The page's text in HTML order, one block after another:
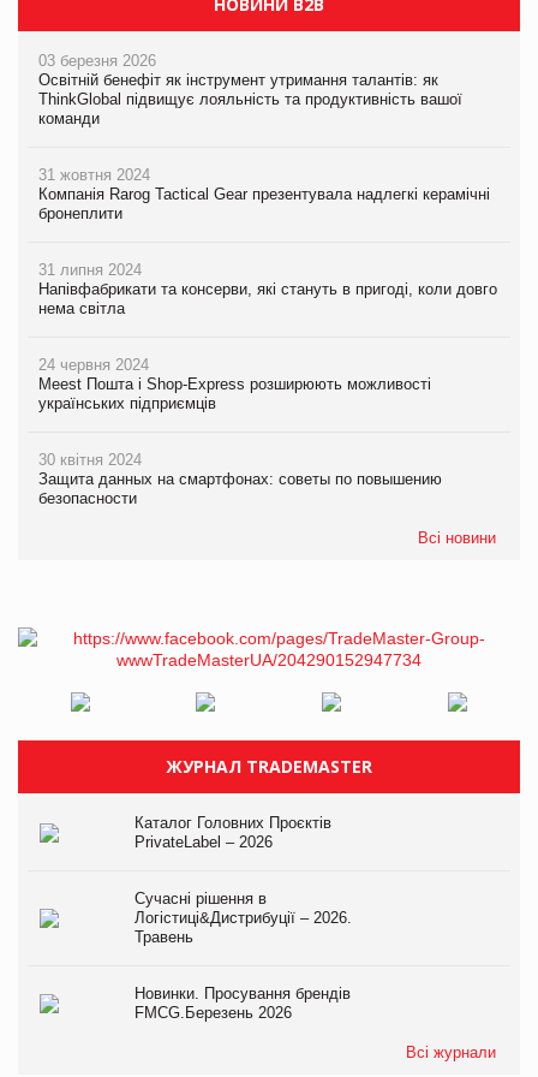
03 березня 2026
Освітній бенефіт як інструмент утримання талантів: як
ThinkGlobal підвищує лояльність та продуктивність вашої
команди
31 жовтня 2024
Компанія Rarog Tactical Gear презентувала надлегкі керамічні
бронеплити
31 липня 2024
Напівфабрикати та консерви, які стануть в пригоді, коли довго
нема світла
24 червня 2024
Meest Пошта і Shop-Express розширюють можливості
українських підприємців
30 квітня 2024
Защита данных на смартфонах: советы по повышению
безопасности
Всі новини
ЖУРНАЛ TRADEMASTER
Каталог Головних Проєктів
PrivateLabel – 2026
Сучасні рішення в
Логістиці&Дистрибуції – 2026.
Травень
Новинки. Просування брендів
FMCG.Березень 2026
Всі журнали